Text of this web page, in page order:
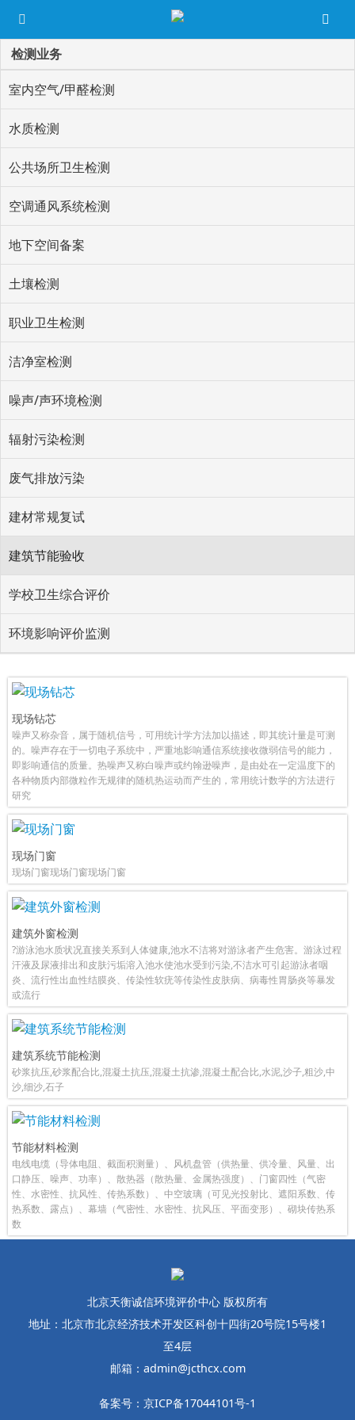
检测业务
室内空气/甲醛检测
水质检测
公共场所卫生检测
空调通风系统检测
地下空间备案
土壤检测
职业卫生检测
洁净室检测
噪声/声环境检测
辐射污染检测
废气排放污染
建材常规复试
建筑节能验收
学校卫生综合评价
环境影响评价监测
现场钻芯
噪声又称杂音，属于随机信号，可用统计学方法加以描述，即其统计量是可测
的。噪声存在于一切电子系统中，严重地影响通信系统接收微弱信号的能力，
即影响通信的质量。热噪声又称白噪声或约翰逊噪声，是由处在一定温度下的
各种物质内部微粒作无规律的随机热运动而产生的，常用统计数学的方法进行
研究
现场门窗
现场门窗现场门窗现场门窗
建筑外窗检测
?游泳池水质状况直接关系到人体健康,池水不洁将对游泳者产生危害。游泳过程
汗液及尿液排出和皮肤污垢溶入池水使池水受到污染,不洁水可引起游泳者咽
炎、流行性出血性结膜炎、传染性软疣等传染性皮肤病、病毒性胃肠炎等暴发
或流行
建筑系统节能检测
砂浆抗压,砂浆配合比,混凝土抗压,混凝土抗渗,混凝土配合比,水泥,沙子,粗沙,中
沙,细沙,石子
节能材料检测
电线电缆（导体电阻、截面积测量）、风机盘管（供热量、供冷量、风量、出
口静压、噪声、功率）、散热器（散热量、金属热强度）、门窗四性（气密
性、水密性、抗风性、传热系数）、中空玻璃（可见光投射比、遮阳系数、传
热系数、露点）、幕墙（气密性、水密性、抗风压、平面变形）、砌块传热系
数
北京天衡诚信环境评价中心 版权所有
地址：北京市北京经济技术开发区科创十四街20号院15号楼1
至4层
邮箱：admin@jcthcx.com
备案号：京ICP备17044101号-1